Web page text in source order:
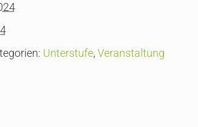
Unterstufe,Veranstaltung